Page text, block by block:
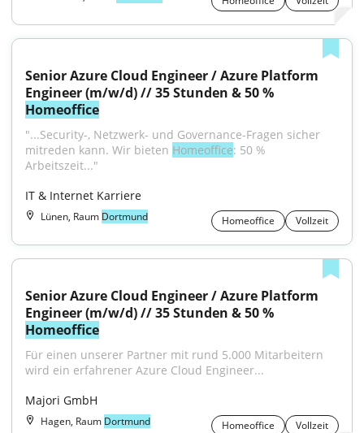
Senior Azure Cloud Engineer / Azure Platform
Homeoffice
"...Security-, Netzwerk- und Governance-Fragen sicher
mitreden kann. Wir bieten Homeoffice: 50 %
Arbeitszeit..."
IT & Internet Karriere
Lünen, Raum Dortmund Homeoffice Vollzeit
Senior Azure Cloud Engineer / Azure Platform
Homeoffice
Für einen unserer Partner mit rund 5.000 Mitarbeitern
wird ein erfahrener Azure Cloud Engineer...
Majori GmbH
Hagen, Raum Dortmund Homeoffice Vollzeit